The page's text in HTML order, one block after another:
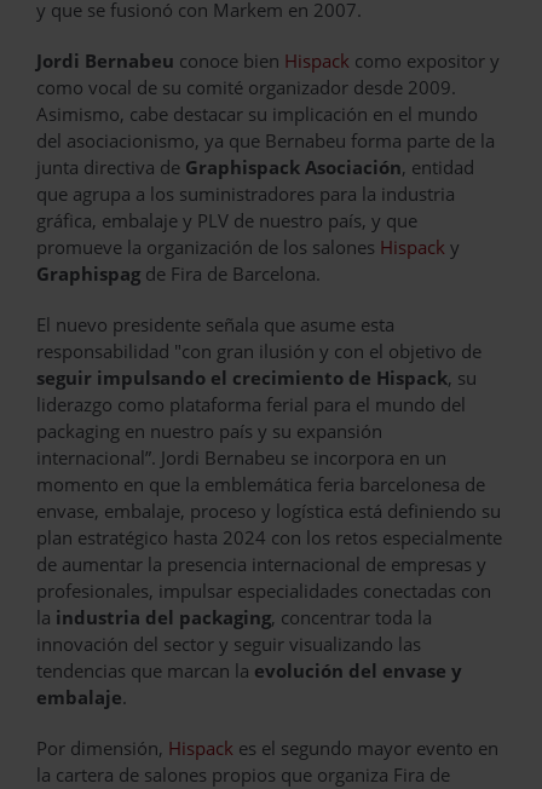
y que se fusionó con Markem en 2007.
Jordi Bernabeu conoce bien Hispack como expositor y
como vocal de su comité organizador desde 2009.
Asimismo, cabe destacar su implicación en el mundo
del asociacionismo, ya que Bernabeu forma parte de la
junta directiva de Graphispack Asociación, entidad
que agrupa a los suministradores para la industria
gráfica, embalaje y PLV de nuestro país, y que
promueve la organización de los salones Hispack y
Graphispag de Fira de Barcelona.
El nuevo presidente señala que asume esta
responsabilidad "con gran ilusión y con el objetivo de
seguir impulsando el crecimiento de Hispack, su
liderazgo como plataforma ferial para el mundo del
packaging en nuestro país y su expansión
internacional”. Jordi Bernabeu se incorpora en un
momento en que la emblemática feria barcelonesa de
envase, embalaje, proceso y logística está definiendo su
plan estratégico hasta 2024 con los retos especialmente
de aumentar la presencia internacional de empresas y
profesionales, impulsar especialidades conectadas con
la industria del packaging, concentrar toda la
innovación del sector y seguir visualizando las
tendencias que marcan la evolución del envase y
embalaje.
Por dimensión, Hispack es el segundo mayor evento en
la cartera de salones propios que organiza Fira de